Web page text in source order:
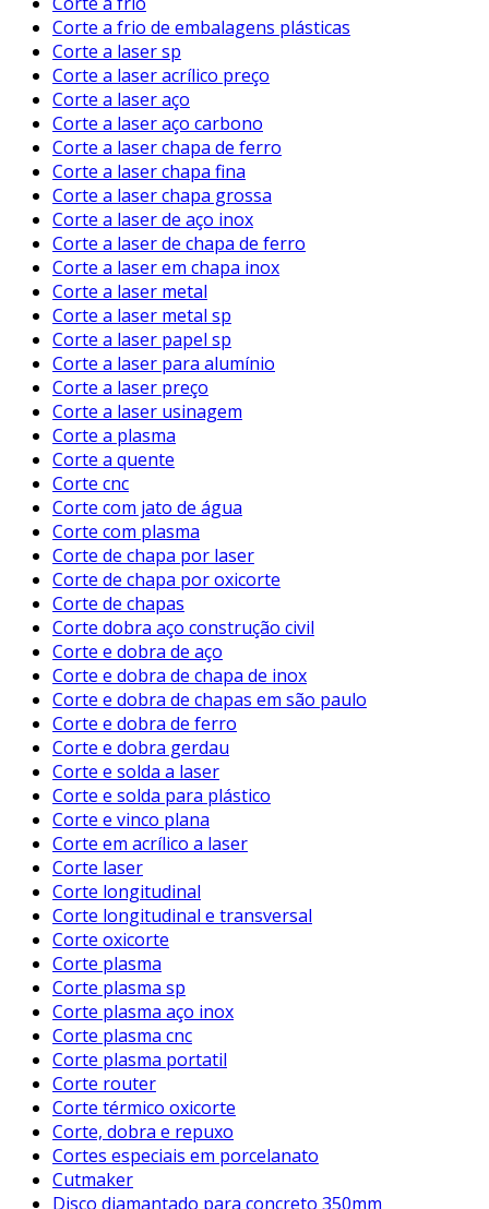
Corte a frio de embalagens plásticas
Corte a laser sp
Corte a laser acrílico preço
Corte a laser aço
Corte a laser aço carbono
Corte a laser chapa de ferro
Corte a laser chapa fina
Corte a laser chapa grossa
Corte a laser de aço inox
Corte a laser de chapa de ferro
Corte a laser em chapa inox
Corte a laser metal
Corte a laser metal sp
Corte a laser papel sp
Corte a laser para alumínio
Corte a laser preço
Corte a laser usinagem
Corte a plasma
Corte a quente
Corte cnc
Corte com jato de água
Corte com plasma
Corte de chapa por laser
Corte de chapa por oxicorte
Corte de chapas
Corte dobra aço construção civil
Corte e dobra de aço
Corte e dobra de chapa de inox
Corte e dobra de chapas em são paulo
Corte e dobra de ferro
Corte e dobra gerdau
Corte e solda a laser
Corte e solda para plástico
Corte e vinco plana
Corte em acrílico a laser
Corte laser
Corte longitudinal
Corte longitudinal e transversal
Corte oxicorte
Corte plasma
Corte plasma sp
Corte plasma aço inox
Corte plasma cnc
Corte plasma portatil
Corte router
Corte térmico oxicorte
Corte, dobra e repuxo
Cortes especiais em porcelanato
Cutmaker
Disco diamantado para concreto 350mm